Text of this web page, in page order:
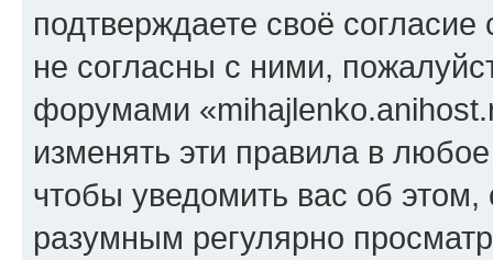
подтверждаете своё
не согласны с ними,
форумами
изменять эти правила в
чтобы уведомить вас об
разумным регулярно